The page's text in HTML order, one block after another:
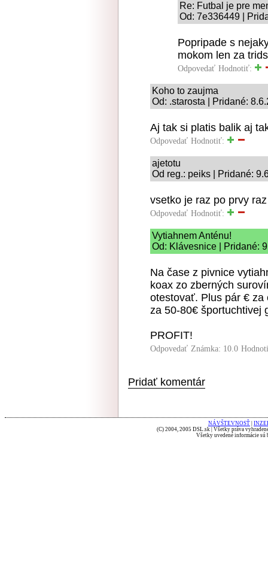
Re: Futbal je pre
Od: 7e336449 |
Popripade s
mokom len za
Odpovedať Hodnotiť:
Koho to zaujma
Od: .starosta | Pridané:
Aj tak si platis balik aj
Odpovedať Hodnotiť:
ajetotu
Od reg.: peiks | Pridané:
vsetko je raz po prvy
Odpovedať Hodnotiť:
Vytiahnem Anténu!
Od: Klávesnice | Pridané:
Na čase z pivnice
koax zo zberných
otestovať. Plus pár € za
za 50-80€ športuchtivej
PROFIT!
Odpovedať Známka: 10.0
Pridať komentár
NÁVŠTEVNOSŤ
(C) 2004, 2005 DSL.sk | Všetky práva
Všetky uvedené informácie sú